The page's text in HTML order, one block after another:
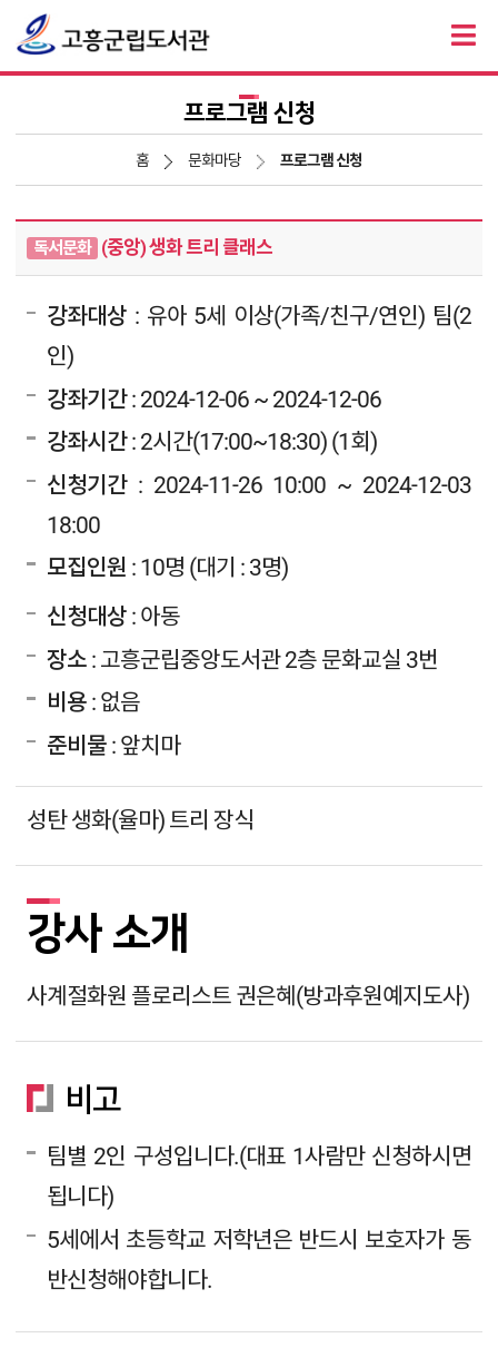
프로그램 신청
홈 문화마당 프로그램 신청
독서문화 (중앙) 생화 트리 클래스
강좌대상 : 유아 5세 이상(가족/친구/연인) 팀(2
인)
강좌기간: 2024-12-06 ~ 2024-12-06
강좌시간: 2시간(17:00~18:30) (1회)
신청기간: 2024-11-26 10:00 ~ 2024-12-03
18:00
모집인원 : 10명 (대기 : 3명)
신청대상 : 아동
장소 : 고흥군립중앙도서관 2층 문화교실 3번
비용 : 없음
준비물 : 앞치마
성탄 생화(율마) 트리 장식
강사 소개
사계절화원 플로리스트 권은혜(방과후원예지도사)
비고
팀별 2인 구성입니다.(대표 1사람만 신청하시면
됩니다)
5세에서 초등학교 저학년은 반드시 보호자가 동
반신청해야합니다.